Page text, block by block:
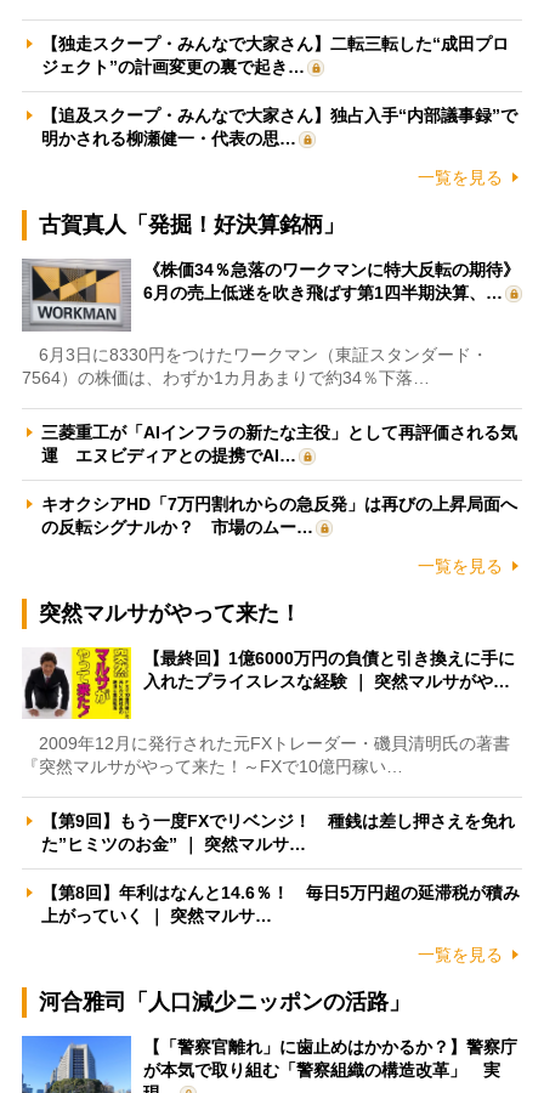
【独走スクープ・みんなで大家さん】二転三転した“成田プロ
ジェクト”の計画変更の裏で起き…
【追及スクープ・みんなで大家さん】独占入手“内部議事録”で
明かされる柳瀬健一・代表の思…
一覧を見る
古賀真人「発掘！好決算銘柄」
《株価34％急落のワークマンに特大反転の期待》
6月の売上低迷を吹き飛ばす第1四半期決算、…
6月3日に8330円をつけたワークマン（東証スタンダード・
7564）の株価は、わずか1カ月あまりで約34％下落…
三菱重工が「AIインフラの新たな主役」として再評価される気
運 エヌビディアとの提携でAI…
キオクシアHD「7万円割れからの急反発」は再びの上昇局面へ
の反転シグナルか？ 市場のムー…
一覧を見る
突然マルサがやって来た！
【最終回】1億6000万円の負債と引き換えに手に
入れたプライスレスな経験 ｜ 突然マルサがや…
2009年12月に発行された元FXトレーダー・磯貝清明氏の著書
『突然マルサがやって来た！～FXで10億円稼い…
【第9回】もう一度FXでリベンジ！ 種銭は差し押さえを免れ
た”ヒミツのお金” ｜ 突然マルサ…
【第8回】年利はなんと14.6％！ 毎日5万円超の延滞税が積み
上がっていく ｜ 突然マルサ…
一覧を見る
河合雅司「人口減少ニッポンの活路」
【「警察官離れ」に歯止めはかかるか？】警察庁
が本気で取り組む「警察組織の構造改革」 実